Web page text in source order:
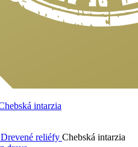
Drevené reliéfy Chebská intarzia